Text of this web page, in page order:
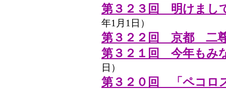
第３２３回 明けまし
年1月1日）
第３２２回 京都 二
第３２１回 今年もみ
日）
第３２０回 「ペコロ